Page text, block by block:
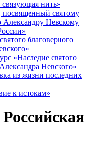
нить»
посвященный святому
Александру Невскому
благоверного
«Наследие святого
Невского»
из жизни последних
к истокам»
Российская